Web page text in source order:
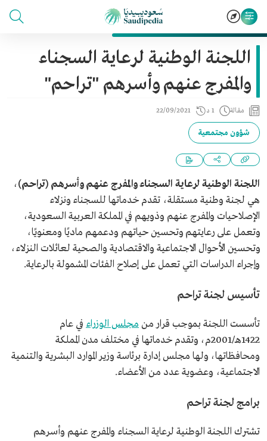
اللجنة الوطنية لرعاية السجناء
والمفرج عنهم وأسرهم "تراحم"
مقالة 1 د 22/09/2021
شؤون مجتمعية
اللجنة الوطنية لرعاية السجناء والمفرج عنهموأسرهم (تراحم)،
هي لجنة وطنية مستقلة، تقدم خدماتها للسجناء ونزلاء
الإصلاحيات والمفرج عنهم وذويهم في المملكة العربية السعودية،
وتعمل على رعايتهم وتحسين حياتهم ودعمهم ماديًا ومعنويًا،
وتحسين الأحوال الاجتماعية والاقتصادية والصحية لعائلات النزلاء،
وإجراء الدراسات التي تعمل على إصلاح الفئات المشمولة بالرعاية.
تأسيس لجنة تراحم
تأسست اللجنة بموجب قرار من مجلس الوزراء في عام
1422هـ/2001م، وتقدم خدماتها في مختلف مدن المملكة
ومحافظاتها، ولها مجلس إدارة برئاسة وزير الموارد البشرية والتنمية
الاجتماعية، وعضوية عدد من الأعضاء.
برامج لجنة تراحم
تشترك اللجنة الوطنية لرعاية السجناء والمفرج عنهم وأسرهم